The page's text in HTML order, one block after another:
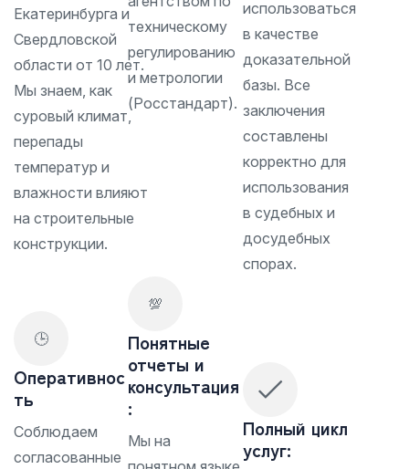
Екатеринбурга и
Свердловской
области от 10 лет.
Мы знаем, как
суровый климат,
перепады
температур и
влажности влияют
на строительные
конструкции.
техническому
регулированию
и метрологии
(Росстандарт).
использоваться
в качестве
доказательной
базы. Все
заключения
составлены
корректно для
использования
в судебных и
досудебных
спорах.
🕒
Оперативнос
ть
Соблюдаем
согласованные
💯
Понятные
отчеты и
консультация
:
Мы на
Полный цикл
услуг: